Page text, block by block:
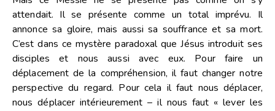
attendait. Il se présente comme un total imprévu. Il
annonce sa gloire, mais aussi sa souffrance et sa mort.
C’est dans ce mystère paradoxal que Jésus introduit ses
disciples et nous aussi avec eux. Pour faire un
déplacement de la compréhension, il faut changer notre
perspective du regard. Pour cela il faut nous déplacer,
nous déplacer intérieurement – il nous faut « lever les